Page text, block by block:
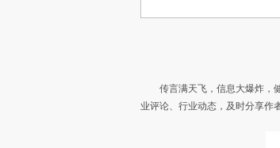
传言满天飞，信息大爆炸，
业评论、行业动态，及时分享作